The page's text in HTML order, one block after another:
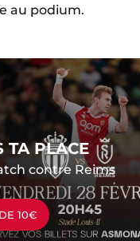
au podium.
TA PLACE
contre Reims
10€